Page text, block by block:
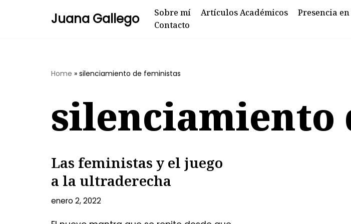
Juana Gallego Sobre mí Artículos Académicos Presencia
Contacto
Home » silenciamiento de feministas
silenciamiento
Las feministas y el juego
a la ultraderecha
enero 2, 2022